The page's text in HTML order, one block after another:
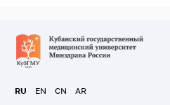
RU EN CN AR